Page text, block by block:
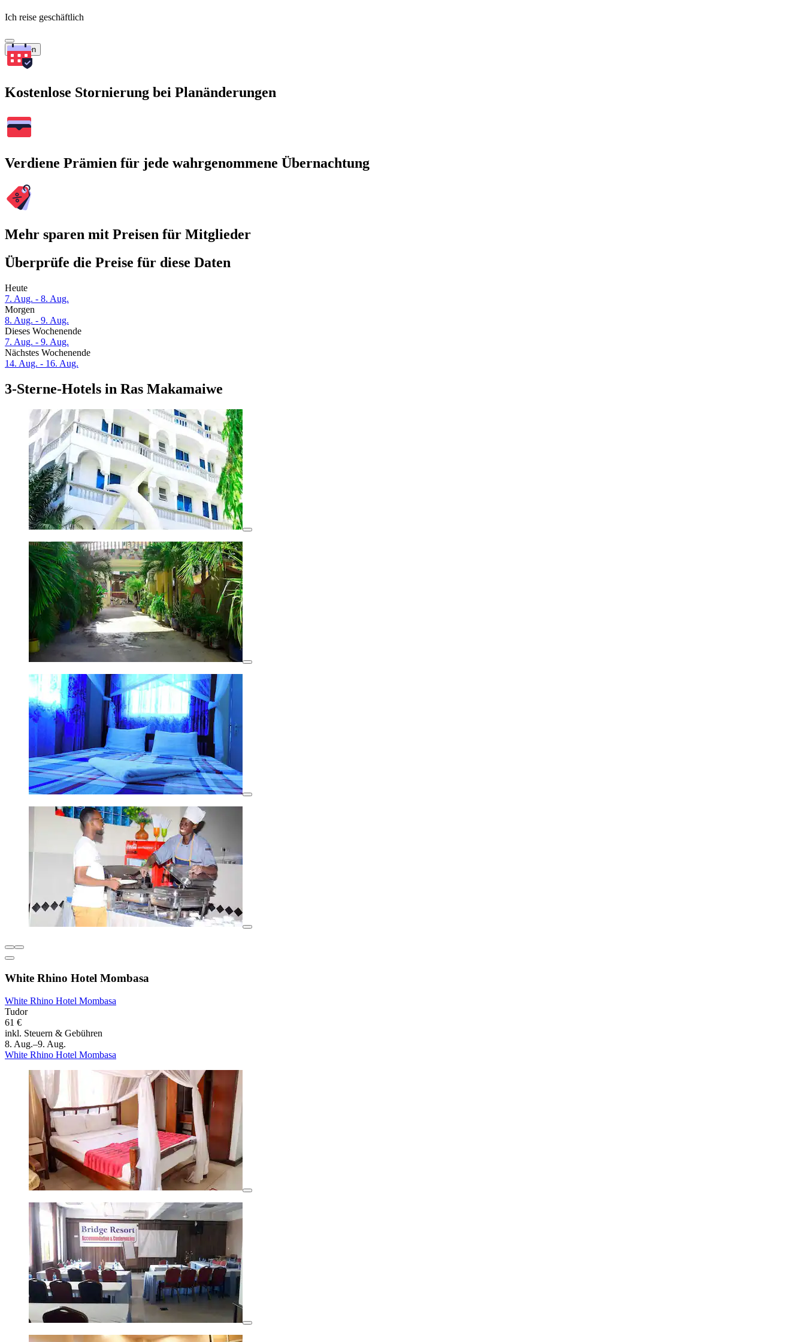
Ich reise geschäftlich
Suchen
Kostenlose Stornierung bei Planänderungen
Verdiene Prämien für jede wahrgenommene Übernachtung
Mehr sparen mit Preisen für Mitglieder
Überprüfe die Preise für diese Daten
Heute
7. Aug. - 8. Aug.
Morgen
8. Aug. - 9. Aug.
Dieses Wochenende
7. Aug. - 9. Aug.
Nächstes Wochenende
14. Aug. - 16. Aug.
3-Sterne-Hotels in Ras Makamaiwe
White Rhino Hotel Mombasa
White Rhino Hotel Mombasa
Tudor
61 €
inkl. Steuern & Gebühren
8. Aug.–9. Aug.
White Rhino Hotel Mombasa